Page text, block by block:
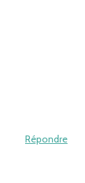
Répondre